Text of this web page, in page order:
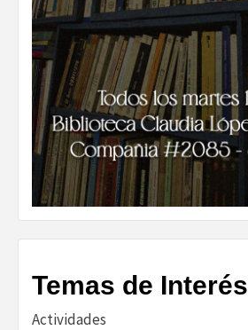
Temas de Interés
Actividades